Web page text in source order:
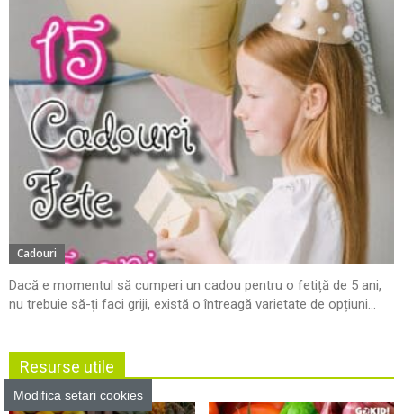
Cadouri
Dacă e momentul să cumperi un cadou pentru o fetiță de 5 ani,
nu trebuie să-ți faci griji, există o întreagă varietate de opțiuni...
Resurse utile
Modifica setari cookies